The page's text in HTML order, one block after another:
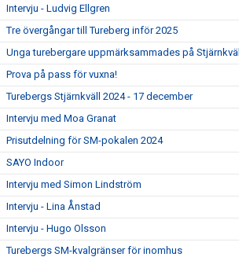
Intervju - Ludvig Ellgren
Tre övergångar till Tureberg inför 2025
Unga turebergare uppmärksammades på Stjärnkväll
Prova på pass för vuxna!
Turebergs Stjärnkväll 2024 - 17 december
Intervju med Moa Granat
Prisutdelning för SM-pokalen 2024
SAYO Indoor
Intervju med Simon Lindström
Intervju - Lina Ånstad
Intervju - Hugo Olsson
Turebergs SM-kvalgränser för inomhus